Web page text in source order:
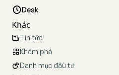
Desk
Khác
Tin tức
Khám phá
Danh mục đầu tư